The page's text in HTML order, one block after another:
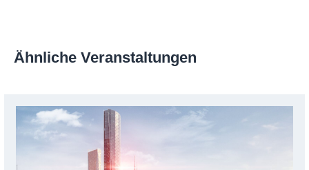
Ähnliche Veranstaltungen